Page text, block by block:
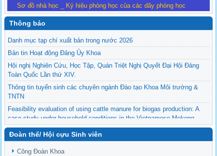
Sơ đồ nhà học _ Ký hiệu phòng học của các dãy phòng học
Thông báo
Danh mục tạp chí xuất bản trong nước 2026
Bản tin Hoạt động Đảng Ủy Khoa
Hội nghị Nghiên Cứu, Học Tập, Quán Triệt Nghị Quyết Đại Hội Đảng
Toàn Quốc Lần thứ XIV.
Thông tin tuyển sinh các chuyên ngành Đào tạo Khoa Môi trường &
TNTN
Feasibility evaluation of using cattle manure for biogas production: A
case study under household conditions in the Vietnamese Mekong
Delta
Sediment properties in flood-based farming systems in the Vietnamese
upstream Mekong Delta
Đoàn thể/ Hội cựu Sinh viên
Công Đoàn Khoa